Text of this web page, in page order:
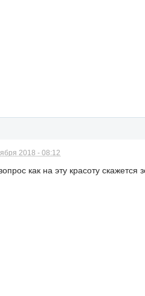
2018 - 08:12
как на эту красоту